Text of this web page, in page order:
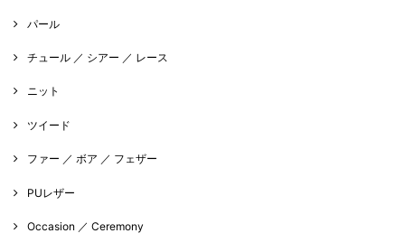
パール
チュール ／ シアー ／ レース
ニット
ツイード
ファー ／ ボア ／ フェザー
PUレザー
Occasion ／ Ceremony